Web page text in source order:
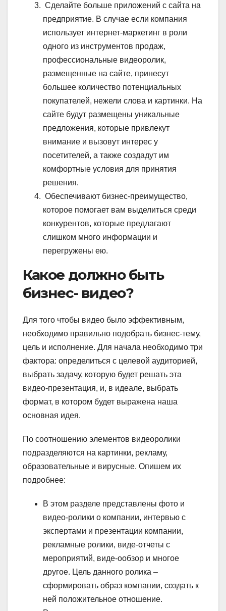
Сделайте больше приложений с сайта на
предприятие. В случае если компания
использует интернет-маркетинг в роли
одного из инструментов продаж,
профессиональные видеоролик,
размещенные на сайте, принесут
большее количество потенциальных
покупателей, нежели слова и картинки. На
сайте будут размещены уникальные
предложения, которые привлекут
внимание и вызовут интерес у
посетителей, а также создадут им
комфортные условия для принятия
решения.
Обеспечивают бизнес-преимущество,
которое помогает вам выделиться среди
конкурентов, которые предлагают
слишком много информации и
перегружены ею.
Какое должно быть
бизнес- видео?
Для того чтобы видео было эффективным,
необходимо правильно подобрать бизнес-тему,
цель и исполнение. Для начала необходимо три
фактора: определиться с целевой аудиторией,
выбрать задачу, которую будет решать эта
видео-презентация, и, в идеале, выбрать
формат, в котором будет выражена наша
основная идея.
По соотношению элементов видеоролики
подразделяются на картинки, рекламу,
образовательные и вирусные. Опишем их
подробнее:
В этом разделе представлены фото и
видео-ролики о компании, интервью с
экспертами и презентации компании,
рекламные ролики, виде-отчеты с
мероприятий, виде-ообзор и многое
другое. Цель данного ролика –
сформировать образ компании, создать к
ней положительное отношение.